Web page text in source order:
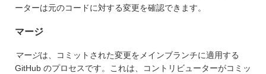
ーターは元のコードに対する変更を確認できます。
マージ
マージは、コミットされた変更をメインブランチに適用する
GitHub のプロセスです。これは、コントリビューターがコミッ